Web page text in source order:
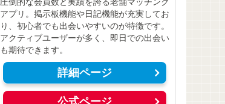
アプリ。掲示板機能や日記機能が充実してお
り、初心者でも出会いやすいのが特徴です。
アクティブユーザーが多く、即日での出会い
も期待できます。
詳細ページ
公式ページ